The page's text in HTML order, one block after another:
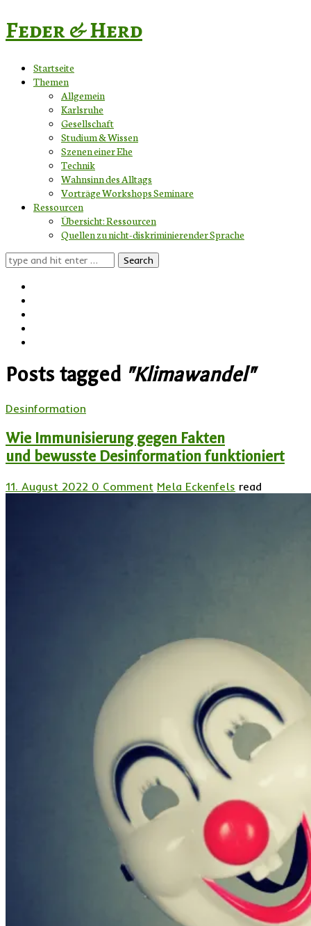
Feder & Herd
Startseite
Themen
Allgemein
Karlsruhe
Gesellschaft
Studium & Wissen
Szenen einer Ehe
Technik
Wahnsinn des Alltags
Vorträge Workshops Seminare
Ressourcen
Übersicht: Ressourcen
Quellen zu nicht-diskriminierender Sprache
Search
for:
Posts tagged "Klimawandel"
Desinformation
Wie Immunisierung gegen Fakten
und bewusste Desinformation funktioniert
11. August 2022 0 Comment Mela Eckenfels read